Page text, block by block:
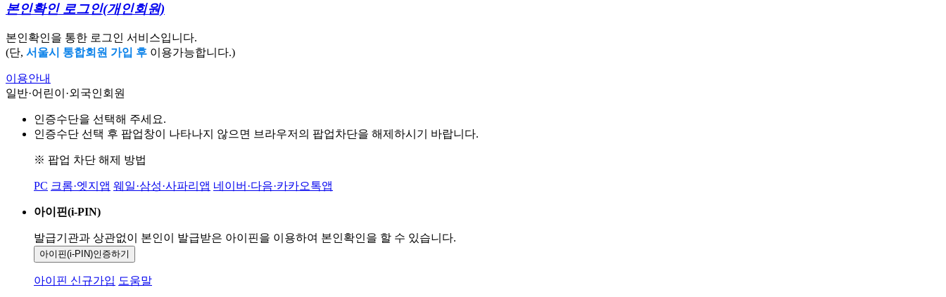
본인확인 로그인(개인회원)
본인확인을 통한 로그인 서비스입니다.
(단, 서울시 통합회원 가입 후 이용가능합니다.)
이용안내
일반·어린이·외국인회원
인증수단을 선택해 주세요.
인증수단 선택 후 팝업창이 나타나지 않으면 브라우저의 팝업차단을 해제하시기 바랍니다.
※ 팝업 차단 해제 방법
PC 크롬·엣지앱 웨일·삼성·사파리앱 네이버·다음·카카오톡앱
아이핀(i-PIN)
발급기관과 상관없이 본인이 발급받은 아이핀을 이용하여 본인확인을 할 수 있습니다.
아이핀(i-PIN)인증하기
아이핀 신규가입 도움말